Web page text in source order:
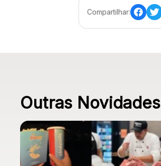
Compartilhar:
Outras Novidades